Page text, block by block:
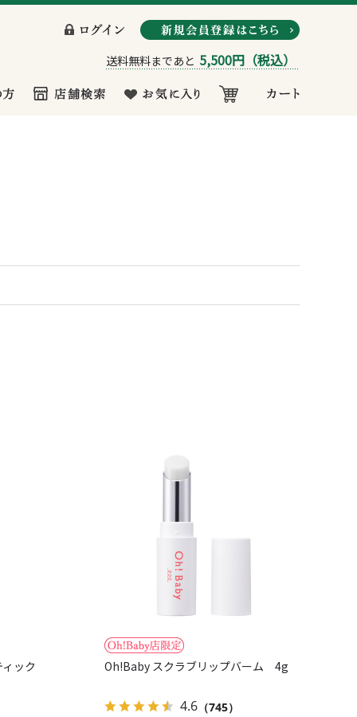
送料無料まであと 5,500円 （税込）
ィック Oh!Baby スクラブリップバーム 4g
4.6 （745）